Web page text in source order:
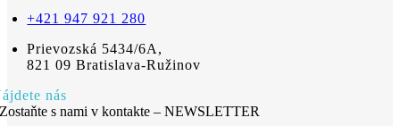
+421 947 921 280
Prievozská 5434/6A,
821 09 Bratislava-Ružinov
nás
Zostaňte s nami v kontakte – NEWSLETTER